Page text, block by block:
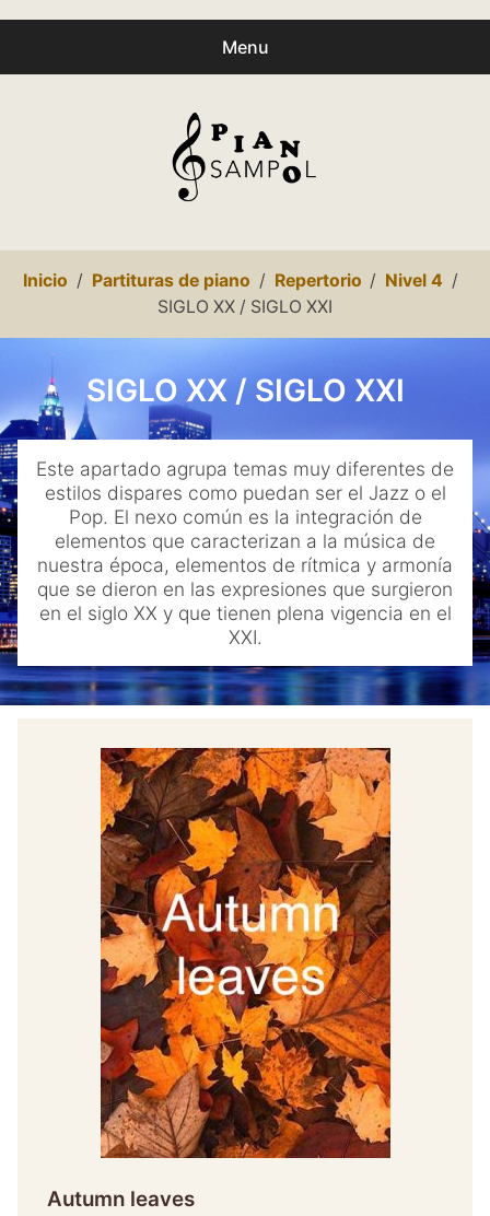
Menu
0,00€
Inicio
Presentación
child
menu
Blog
Contacto
Mi cuenta
Youtube
Inicio Partituras de piano Repertorio
Nivel 4
SIGLO XX / SIGLO XXI
SIGLO XX / SIGLO XXI
Este apartado agrupa temas muy diferentes de
estilos dispares como puedan ser el Jazz o el
Pop. El nexo común es la integración de
elementos que caracterizan a la música de
nuestra época, elementos de rítmica y armonía
que se dieron en las expresiones que surgieron
en el siglo XX y que tienen plena vigencia en el
XXI.
Autumn leaves